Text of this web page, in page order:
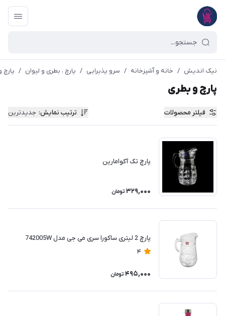
نیک اندیش / خانه و آشپزخانه / سرو پذیرایی / پارچ ، بطری و لیوان / پارچ
پارچ و بطری
فیلتر محصولات ترتیب نمایش: جدیدترین
پارچ تک آکوامارین
329,000 تومان
پارچ 2 لیتری ساکورا سری می جی مدل 742005W
4
495,000 تومان